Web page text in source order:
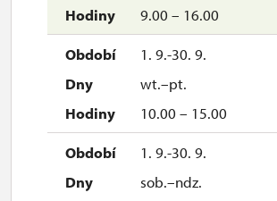
ndz.
10.00 – 15.00
sob.
10.00 – 15.00
9.00 – 16.00
1. 9.-30. 9.
wt.–pt.
10.00 – 15.00
1. 9.-30. 9.
sob.–ndz.